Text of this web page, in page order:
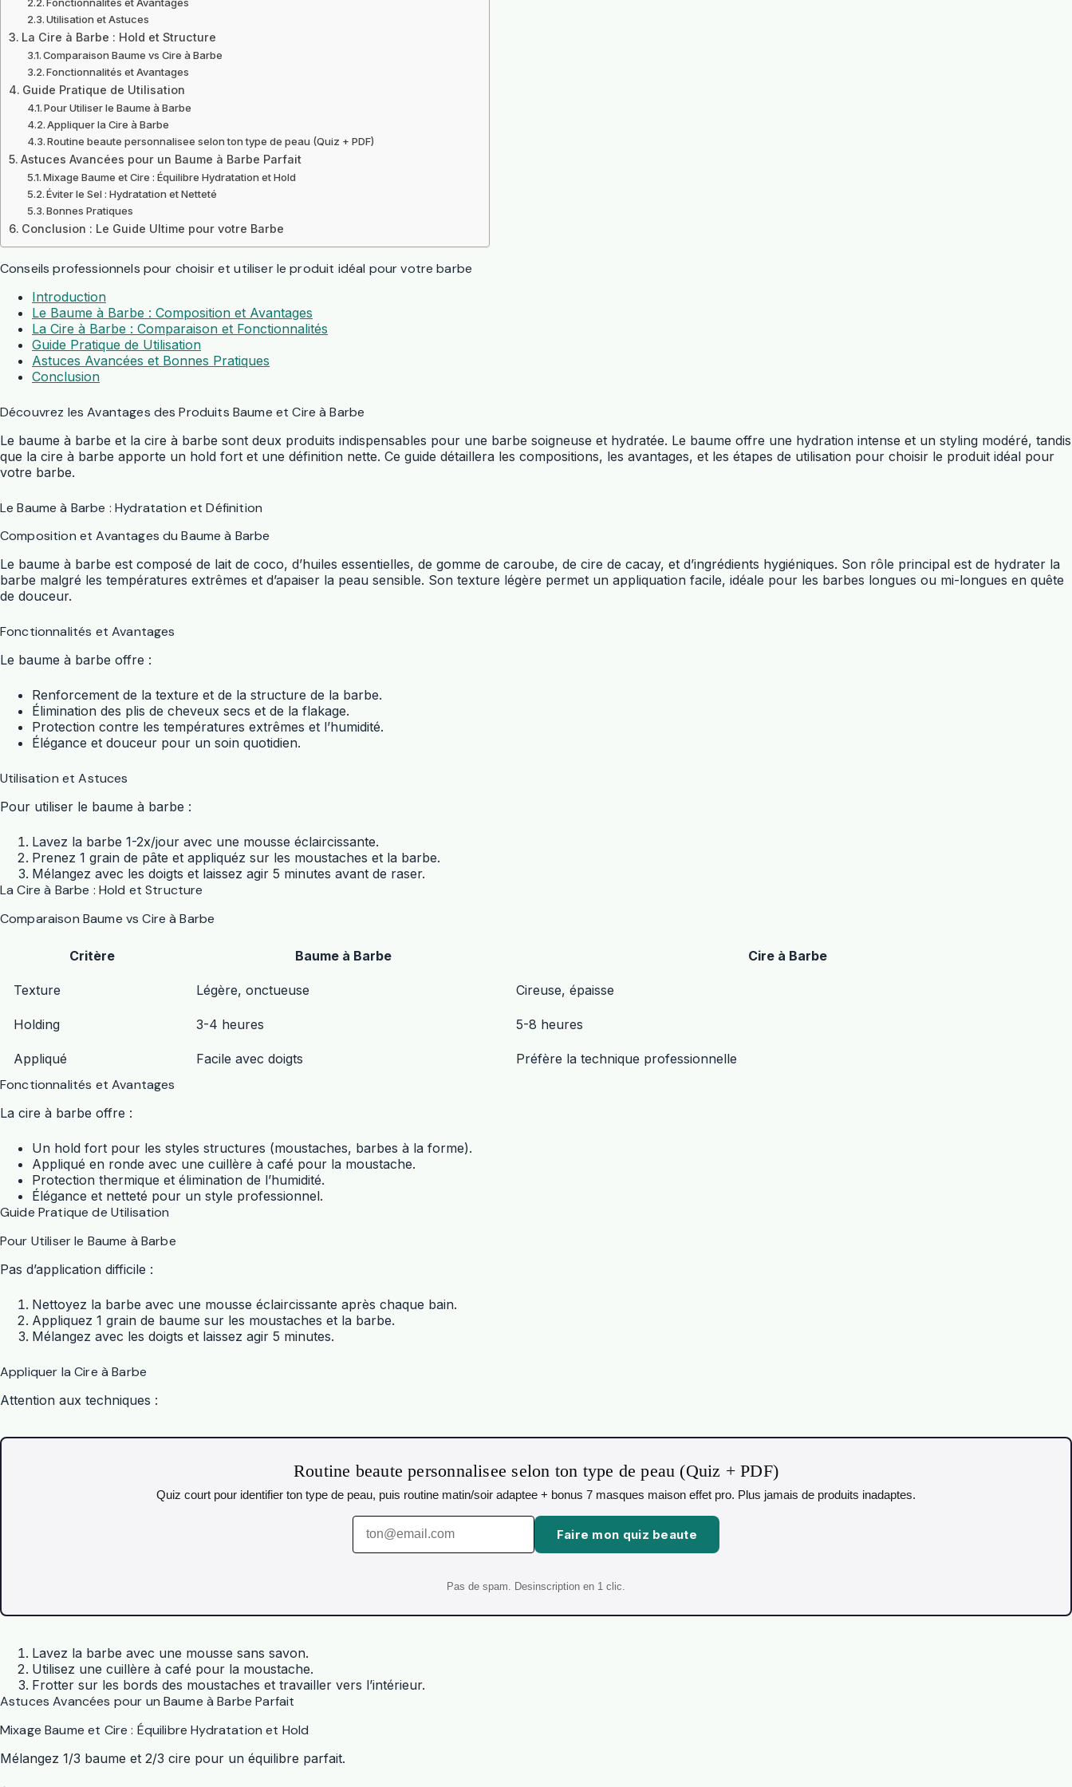
Utilisation et Astuces
La Cire à Barbe : Hold et Structure
Comparaison Baume vs Cire à Barbe
Fonctionnalités et Avantages
Guide Pratique de Utilisation
Pour Utiliser le Baume à Barbe
Appliquer la Cire à Barbe
Routine beaute personnalisee selon ton type de peau (Quiz + PDF)
Astuces Avancées pour un Baume à Barbe Parfait
Mixage Baume et Cire : Équilibre Hydratation et Hold
Éviter le Sel : Hydratation et Netteté
Bonnes Pratiques
Conclusion : Le Guide Ultime pour votre Barbe
Conseils professionnels pour choisir et utiliser le produit idéal pour votre barbe
Introduction
Le Baume à Barbe : Composition et Avantages
La Cire à Barbe : Comparaison et Fonctionnalités
Guide Pratique de Utilisation
Astuces Avancées et Bonnes Pratiques
Conclusion
Découvrez les Avantages des Produits Baume et Cire à Barbe
Le baume à barbe et la cire à barbe sont deux produits indispensables pour une barbe soigneuse et hydratée. Le baume offre une hydration intense et un styling modéré, tandis
que la cire à barbe apporte un hold fort et une définition nette. Ce guide détaillera les compositions, les avantages, et les étapes de utilisation pour choisir le produit idéal pour
votre barbe.
Le Baume à Barbe : Hydratation et Définition
Composition et Avantages du Baume à Barbe
Le baume à barbe est composé de lait de coco, d’huiles essentielles, de gomme de caroube, de cire de cacay, et d’ingrédients hygiéniques. Son rôle principal est de hydrater la
barbe malgré les températures extrêmes et d’apaiser la peau sensible. Son texture légère permet un appliquation facile, idéale pour les barbes longues ou mi-longues en quête
de douceur.
Fonctionnalités et Avantages
Le baume à barbe offre :
Renforcement de la texture et de la structure de la barbe.
Élimination des plis de cheveux secs et de la flakage.
Protection contre les températures extrêmes et l’humidité.
Élégance et douceur pour un soin quotidien.
Utilisation et Astuces
Pour utiliser le baume à barbe :
Lavez la barbe 1-2x/jour avec une mousse éclaircissante.
Prenez 1 grain de pâte et appliquéz sur les moustaches et la barbe.
Mélangez avec les doigts et laissez agir 5 minutes avant de raser.
La Cire à Barbe : Hold et Structure
Comparaison Baume vs Cire à Barbe
Critère Baume à Barbe Cire à Barbe
Texture Légère, onctueuse Cireuse, épaisse
Holding 3-4 heures 5-8 heures
Appliqué Facile avec doigts Préfère la technique professionnelle
Fonctionnalités et Avantages
La cire à barbe offre :
Un hold fort pour les styles structures (moustaches, barbes à la forme).
Appliqué en ronde avec une cuillère à café pour la moustache.
Protection thermique et élimination de l’humidité.
Élégance et netteté pour un style professionnel.
Guide Pratique de Utilisation
Pour Utiliser le Baume à Barbe
Pas d’application difficile :
Nettoyez la barbe avec une mousse éclaircissante après chaque bain.
Appliquez 1 grain de baume sur les moustaches et la barbe.
Mélangez avec les doigts et laissez agir 5 minutes.
Appliquer la Cire à Barbe
Attention aux techniques :
Routine beaute personnalisee selon ton type de peau (Quiz + PDF)
Quiz court pour identifier ton type de peau, puis routine matin/soir adaptee + bonus 7 masques maison effet pro. Plus jamais de produits inadaptes.
Faire mon quiz beaute
Pas de spam. Desinscription en 1 clic.
Lavez la barbe avec une mousse sans savon.
Utilisez une cuillère à café pour la moustache.
Frotter sur les bords des moustaches et travailler vers l’intérieur.
Astuces Avancées pour un Baume à Barbe Parfait
Mixage Baume et Cire : Équilibre Hydratation et Hold
Mélangez 1/3 baume et 2/3 cire pour un équilibre parfait.